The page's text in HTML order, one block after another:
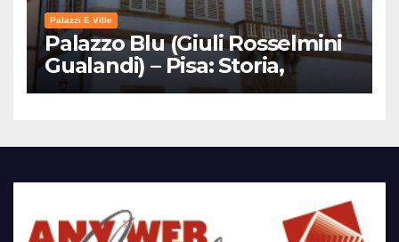
Palazzi E Ville
Palazzo Blu (Giuli Rosselmini
Gualandi) – Pisa: Storia,
Mostre e Info Visita